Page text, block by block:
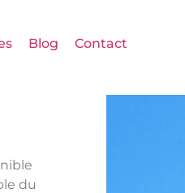
Blog Contact
du